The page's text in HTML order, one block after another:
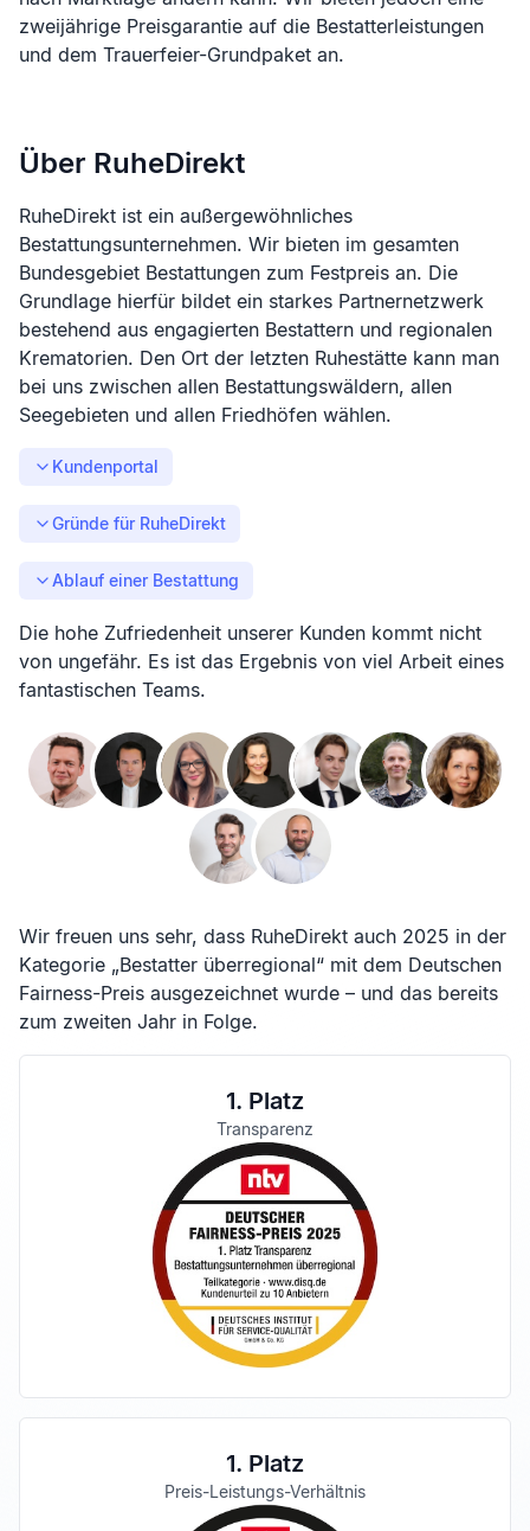
zweijährige Preisgarantie auf die Bestatterleistungen
und dem Trauerfeier-Grundpaket an.
Über RuheDirekt
RuheDirekt ist ein außergewöhnliches
Bestattungsunternehmen. Wir bieten im gesamten
Bundesgebiet Bestattungen zum Festpreis an. Die
Grundlage hierfür bildet ein starkes Partnernetzwerk
bestehend aus engagierten Bestattern und regionalen
Krematorien. Den Ort der letzten Ruhestätte kann man
bei uns zwischen allen Bestattungswäldern, allen
Seegebieten und allen Friedhöfen wählen.
Kundenportal
Gründe für RuheDirekt
Ablauf einer Bestattung
Die hohe Zufriedenheit unserer Kunden kommt nicht
von ungefähr. Es ist das Ergebnis von viel Arbeit eines
fantastischen Teams.
Wir freuen uns sehr, dass RuheDirekt auch 2025 in der
Kategorie „Bestatter überregional“ mit dem Deutschen
Fairness-Preis ausgezeichnet wurde – und das bereits
zum zweiten Jahr in Folge.
1. Platz
Transparenz
1. Platz
Preis-Leistungs-Verhältnis